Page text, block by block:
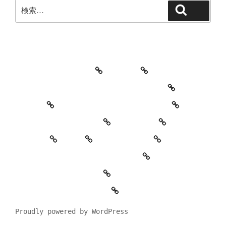
索:
教室・レッスンの特徴
Works
レッスン料金とご予約キャンセルについて
お知らせ
セッションイベントのご案内
お世話になっている方々
YouTube
Contact
SNS
プロフィール
’90 Session! ~2nd~ レポート
#2818 (タイトルなし)
特定商取引法に基づく表記
Proudly powered by WordPress